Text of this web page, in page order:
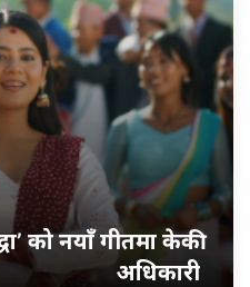
को नयाँ गीतमा केकी
अधिकारी